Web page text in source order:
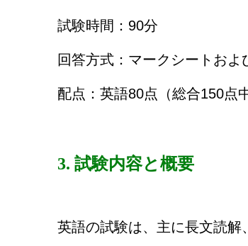
試験時間：90分
回答方式：マークシートおよ
配点：英語80点（総合150点中
3. 試験内容と概要
英語の試験は、主に長文読解